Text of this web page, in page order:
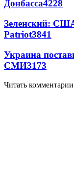
Донбасса4228
Зеленский: США
Patriot3841
Украина
СМИ3173
Читать комментарии